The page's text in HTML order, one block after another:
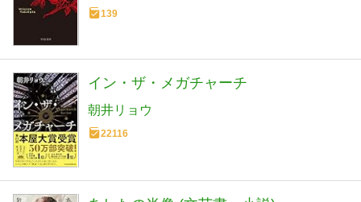
139
イン・ザ・メガチャーチ
朝井リョウ
22116